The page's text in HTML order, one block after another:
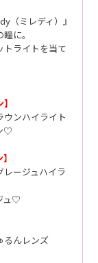
（ミレディ）』
に。
トライトを当て
ウンハイライト
♡
レージュハイラ
ュ♡
るんレンズ